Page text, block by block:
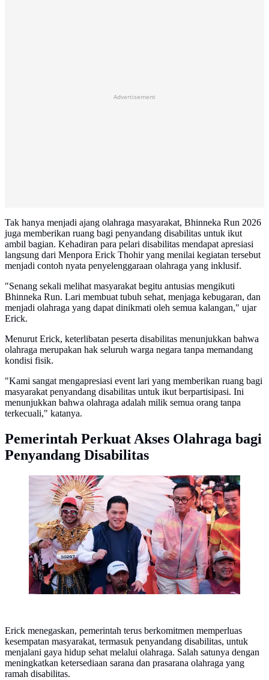
Advertisement
Tak hanya menjadi ajang olahraga masyarakat, Bhinneka Run 2026
juga memberikan ruang bagi penyandang disabilitas untuk ikut
ambil bagian. Kehadiran para pelari disabilitas mendapat apresiasi
langsung dari Menpora Erick Thohir yang menilai kegiatan tersebut
menjadi contoh nyata penyelenggaraan olahraga yang inklusif.
"Senang sekali melihat masyarakat begitu antusias mengikuti
Bhinneka Run. Lari membuat tubuh sehat, menjaga kebugaran, dan
menjadi olahraga yang dapat dinikmati oleh semua kalangan," ujar
Erick.
Menurut Erick, keterlibatan peserta disabilitas menunjukkan bahwa
olahraga merupakan hak seluruh warga negara tanpa memandang
kondisi fisik.
"Kami sangat mengapresiasi event lari yang memberikan ruang bagi
masyarakat penyandang disabilitas untuk ikut berpartisipasi. Ini
menunjukkan bahwa olahraga adalah milik semua orang tanpa
terkecuali," katanya.
Pemerintah Perkuat Akses Olahraga bagi
Penyandang Disabilitas
Menpora Erick Thohir saat membuka Bhinneka Run
Erick menegaskan, pemerintah terus berkomitmen memperluas
kesempatan masyarakat, termasuk penyandang disabilitas, untuk
menjalani gaya hidup sehat melalui olahraga. Salah satunya dengan
meningkatkan ketersediaan sarana dan prasarana olahraga yang
ramah disabilitas.